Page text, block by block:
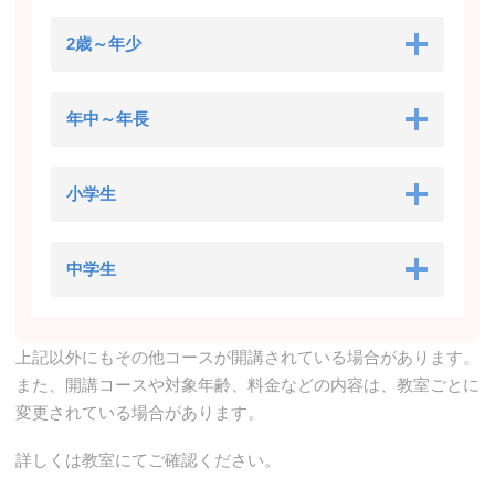
2歳～年少
年中～年長
小学生
中学生
上記以外にもその他コースが開講されている場合があります。
また、開講コースや対象年齢、料金などの内容は、教室ごとに
変更されている場合があります。
詳しくは教室にてご確認ください。